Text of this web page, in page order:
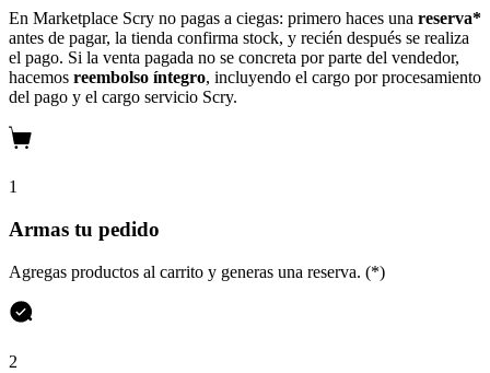
En Marketplace Scry no pagas a ciegas: primero haces una reserva*
antes de pagar, la tienda confirma stock, y recién después se realiza
el pago. Si la venta pagada no se concreta por parte del vendedor,
hacemos reembolso íntegro, incluyendo el cargo por procesamiento
del pago y el cargo servicio Scry.
1
Armas tu pedido
Agregas productos al carrito y generas una reserva. (*)
2